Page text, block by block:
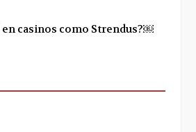
en casinos como Strendus?￼